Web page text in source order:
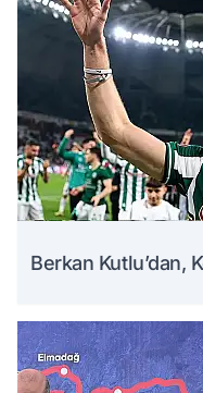
Berkan Kutlu’dan,